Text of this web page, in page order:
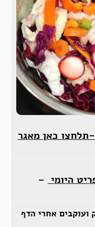
תלחצו כאן מאגר
היומי –
ועוקבים אחרי הדף